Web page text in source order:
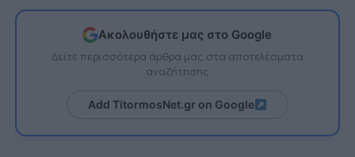
Ακολουθήστε μας στο Google
Δείτε περισσότερα άρθρα μας στα αποτελέσματα
αναζήτησης
Add TitormosNet.gr on Google